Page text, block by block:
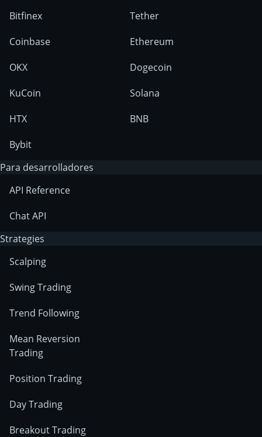
Bitfinex
Coinbase
OKX
KuCoin
HTX
Bybit
Tether
Ethereum
Dogecoin
Solana
BNB
Para desarrolladores
API Reference
Chat API
Strategies
Scalping
Swing Trading
Trend Following
Mean Reversion
Trading
Position Trading
Day Trading
Breakout Trading